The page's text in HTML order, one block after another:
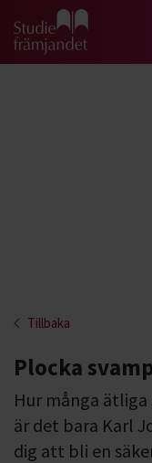
Gå till
Tillbaka
Plocka
Hur många
är det bara Karl
dig att bli en